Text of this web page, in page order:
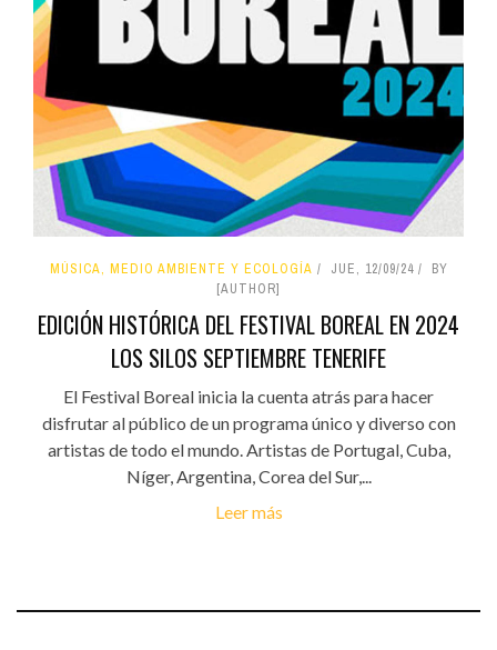
MÚSICA, MEDIO AMBIENTE Y ECOLOGÍA JUE, 12/09/24
BY
[AUTHOR]
EDICIÓN HISTÓRICA DEL FESTIVAL BOREAL EN 2024
LOS SILOS SEPTIEMBRE TENERIFE
El Festival Boreal inicia la cuenta atrás para hacer
disfrutar al público de un programa único y diverso con
artistas de todo el mundo. Artistas de Portugal, Cuba,
Níger, Argentina, Corea del Sur,...
Leer más